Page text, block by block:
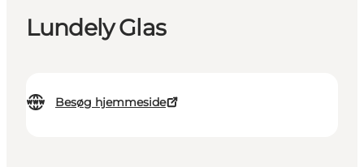
Lundely Glas
Besøg hjemmeside